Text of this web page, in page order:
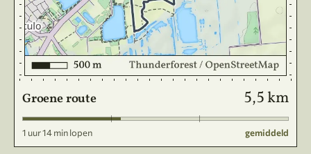
Groene route 5,5 km
1 uur 14 min lopen gemiddeld